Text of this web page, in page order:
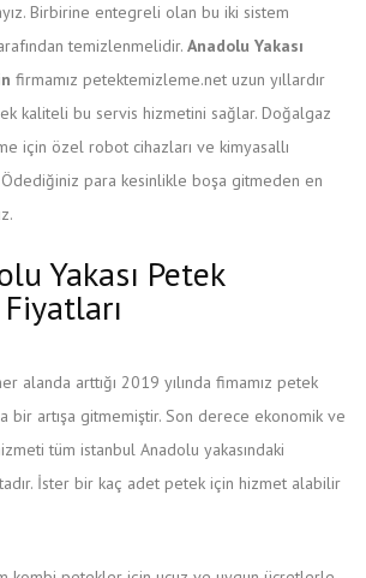
Birbirine entegreli olan bu iki sistem
temizlenmelidir. Anadolu Yakası
firmamız petektemizleme.net uzun yıllardır
kaliteli bu servis hizmetini sağlar. Doğalgaz
için özel robot cihazları ve kimyasallı
para kesinlikle boşa gitmeden en
Yakası Petek
alanda arttığı 2019 yılında fimamız petek
bir artışa gitmemiştir. Son derece ekonomik ve
tüm istanbul Anadolu yakasındaki
İster bir kaç adet petek için hizmet alabilir